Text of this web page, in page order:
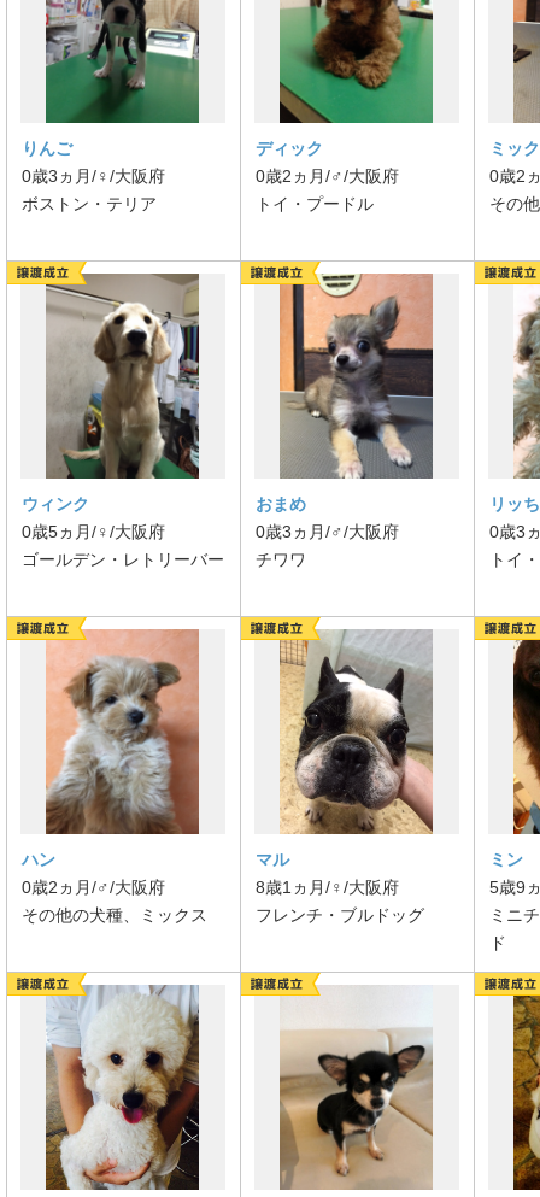
りんご
0歳3ヵ月/♀/大阪府
ボストン・テリア
ディック
0歳2ヵ月/♂/大阪府
トイ・プードル
ミック
0歳2
その
ウィンク
0歳5ヵ月/♀/大阪府
ゴールデン・レトリーバー
おまめ
0歳3ヵ月/♂/大阪府
チワワ
リッ
0歳3
トイ
ハン
0歳2ヵ月/♂/大阪府
その他の犬種、ミックス
マル
8歳1ヵ月/♀/大阪府
フレンチ・ブルドッグ
ミン
5歳9
ミニ
ド